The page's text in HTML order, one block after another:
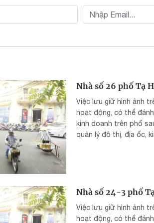
Nhà số 26 phố Tạ
Việc lưu giữ hình ảnh
hoạt động, có thể
kinh doanh trên phố
quản lý đô thị, địa ốc,
Nhà số 24-3 phố
Việc lưu giữ hình ảnh
hoạt động, có thể